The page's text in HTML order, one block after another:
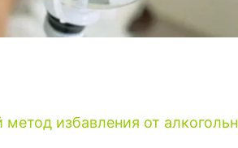
избавления от